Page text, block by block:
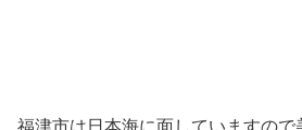
福津市は日本海に面していますの